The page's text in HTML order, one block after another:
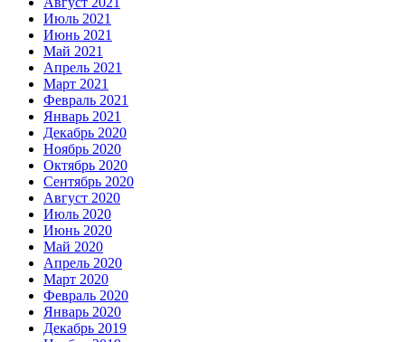
Июль 2021
Июнь 2021
Май 2021
Апрель 2021
Март 2021
Февраль 2021
Январь 2021
Декабрь 2020
Ноябрь 2020
Октябрь 2020
Сентябрь 2020
Август 2020
Июль 2020
Июнь 2020
Май 2020
Апрель 2020
Март 2020
Февраль 2020
Январь 2020
Декабрь 2019